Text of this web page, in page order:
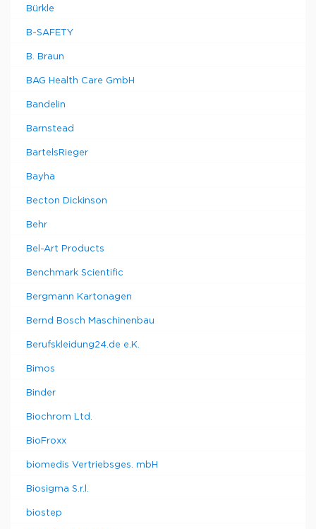
Bürkle
B-SAFETY
B. Braun
BAG Health Care GmbH
Bandelin
Barnstead
BartelsRieger
Bayha
Becton Dickinson
Behr
Bel-Art Products
Benchmark Scientific
Bergmann Kartonagen
Bernd Bosch Maschinenbau
Berufskleidung24.de e.K.
Bimos
Binder
Biochrom Ltd.
BioFroxx
biomedis Vertriebsges. mbH
Biosigma S.r.l.
biostep